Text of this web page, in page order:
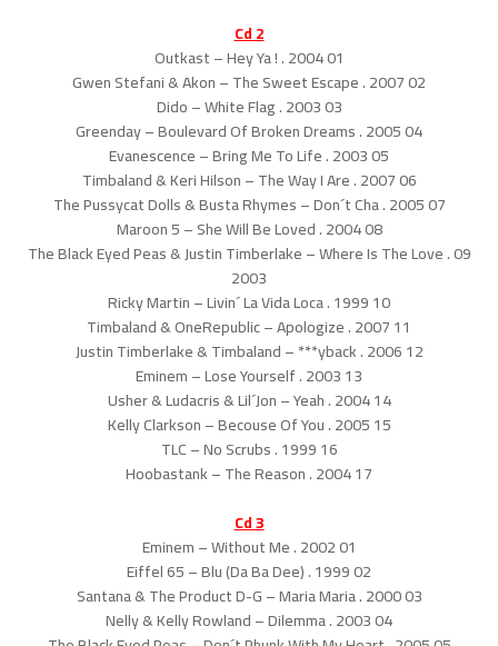
Cd 2
01 Outkast – Hey Ya ! . 2004
02 Gwen Stefani & Akon – The Sweet Escape . 2007
03 Dido – White Flag . 2003
04 Greenday – Boulevard Of Broken Dreams . 2005
05 Evanescence – Bring Me To Life . 2003
06 Timbaland & Keri Hilson – The Way I Are . 2007
07 The Pussycat Dolls & Busta Rhymes – Don´t Cha . 2005
08 Maroon 5 – She Will Be Loved . 2004
09 The Black Eyed Peas & Justin Timberlake – Where Is The Love .
2003
10 Ricky Martin – Livin´ La Vida Loca . 1999
11 Timbaland & OneRepublic – Apologize . 2007
12 Justin Timberlake & Timbaland – ***yback . 2006
13 Eminem – Lose Yourself . 2003
14 Usher & Ludacris & Lil´Jon – Yeah . 2004
15 Kelly Clarkson – Becouse Of You . 2005
16 TLC – No Scrubs . 1999
17 Hoobastank – The Reason . 2004
Cd 3
01 Eminem – Without Me . 2002
02 Eiffel 65 – Blu (Da Ba Dee) . 1999
03 Santana & The Product D-G – Maria Maria . 2000
04 Nelly & Kelly Rowland – Dilemma . 2003